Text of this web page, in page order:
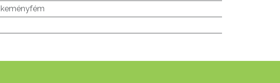
keményfém